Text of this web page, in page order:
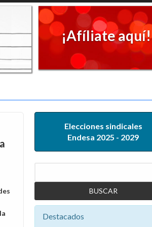
¡Afíliate aquí!
Elecciones sindicales
Endesa 2025 - 2029
Destacados